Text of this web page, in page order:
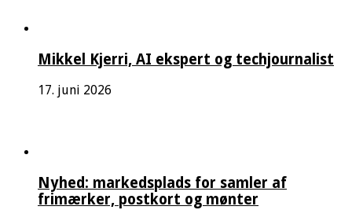
Mikkel Kjerri, AI ekspert og techjournalist
17. juni 2026
Nyhed: markedsplads for samler af
frimærker, postkort og mønter